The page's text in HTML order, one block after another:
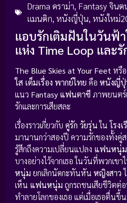
Drama ดราม่า, Fantasy จินต
แมนติก, หนังญี่ปุ่น, หนังใหม่
แอบรักเติมฝันในวันฟ้
แห่ง Time Loop และ
The Blue Skies at Your Feet หรือ
ใส เต็มเรื่อง พากย์ไทย คือ หนังญี่ปุ่
แนว Fantasy แฟนตาซีภาพยนตร์
รักและการเสียสละ
เรื่องราวเกี่ยวกับ คู่รัก วัยรุ่นใน โรง
มานานกว่าสองปี ความรักของทั้งคู่
รู้สึกถึงความเปลี่ยนแปลง แฟนหนุ่ม
บางอย่างไว้จากเธอ ในวันที่พวกเขา
หนุ่ม ยกเลิกนัดกะทันหัน หญิงสาว
เห็น แฟนหนุ่ม ถูกรถชนเสียชีวิตต่
ทำลายโลกของเธอ แต่เมื่อเธอตื่นขึ้